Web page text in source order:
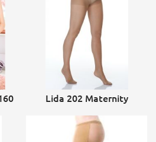
Lida 202 Maternity